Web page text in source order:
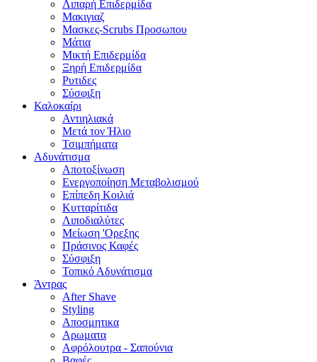
Λιπαρή Επιδερμίδα
Μακιγιαζ
Μασκες-Scrubs Προσωπου
Μάτια
Μικτή Επιδερμίδα
Ξηρή Επιδερμίδα
Ρυτιδες
Σύσφιξη
Καλοκαίρι
Αντιηλιακά
Μετά τον Ήλιο
Τσιμπήματα
Αδυνάτισμα
Αποτοξίνωση
Ενεργοποίηση Μεταβολισμού
Επίπεδη Κοιλιά
Κυτταρίτιδα
Λιποδιαλύτες
Μείωση 'Ορεξης
Πράσινος Καφές
Σύσφιξη
Τοπικό Αδυνάτισμα
Άντρας
After Shave
Styling
Αποσμητικα
Αρωματα
Αφρόλουτρα - Σαπούνια